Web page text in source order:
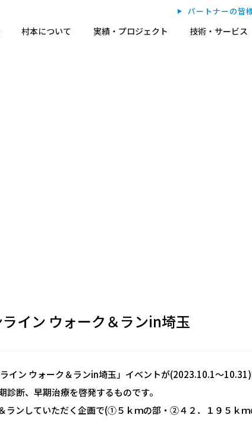
村本について 実績・プロジェクト 技術・サービス
パートナーの皆
イン ウォーク＆ランin埼玉
イン ウォーク＆ランin埼玉」イベントが(2023.10.1～10.31)
断、早期治療を啓発するものです。
ランしていただく企画で(①５ｋｍの部・②４２．１９５ｋ